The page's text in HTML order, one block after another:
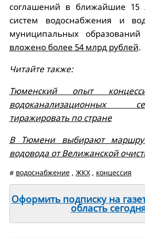
соглашений в ближайшие 15
систем водоснабжения и
муниципальных
вложено более 54 млрд рублей.
Читайте также:
Тюменский опыт
водоканализационных
тиражировать по стране
В Тюмени выбирают
водовода от Велижанской
# водоснабжение, ЖКХ, концессия
Оформить подписку на
область